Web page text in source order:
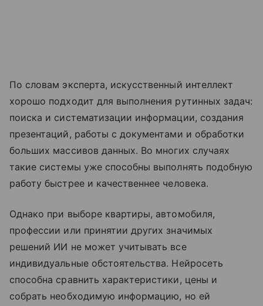
По словам эксперта, искусственный интеллект
хорошо подходит для выполнения рутинных задач:
поиска и систематизации информации, создания
презентаций, работы с документами и обработки
больших массивов данных. Во многих случаях
такие системы уже способны выполнять подобную
работу быстрее и качественнее человека.
Однако при выборе квартиры, автомобиля,
профессии или принятии других значимых
решений ИИ не может учитывать все
индивидуальные обстоятельства. Нейросеть
способна сравнить характеристики, цены и
собрать необходимую информацию, но ей